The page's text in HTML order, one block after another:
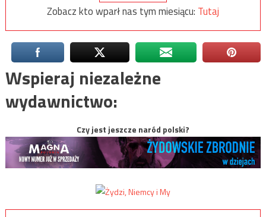
Zobacz kto wparł nas tym miesiącu: Tutaj
Wspieraj niezależne
wydawnictwo:
Czy jest jeszcze naród polski?